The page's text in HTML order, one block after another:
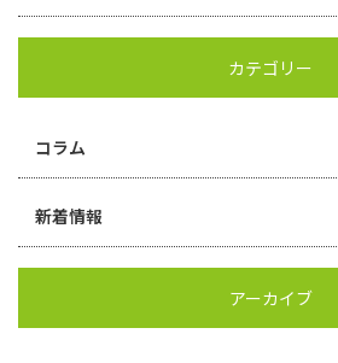
カテゴリー
コラム
新着情報
アーカイブ